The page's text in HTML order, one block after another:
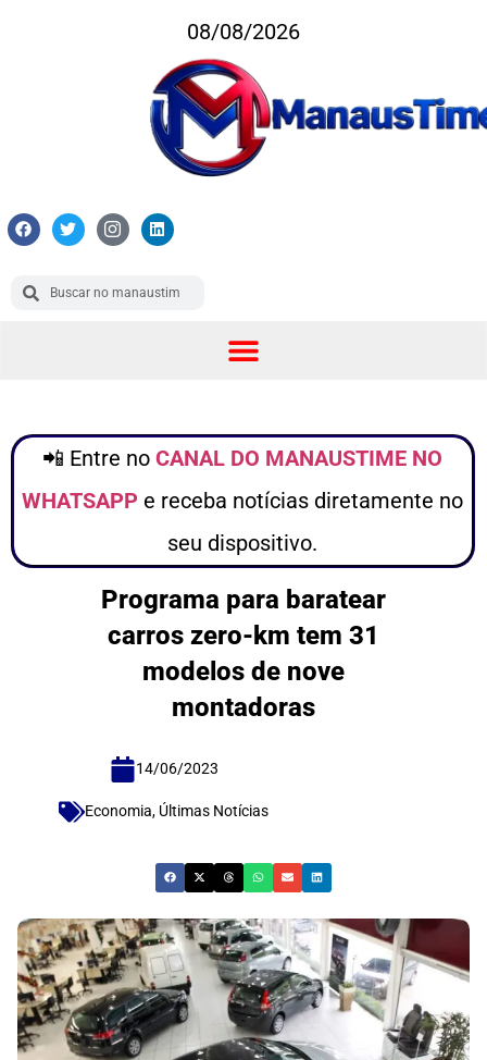
08/08/2026
📲 Entre no CANAL DO MANAUSTIME NO
WHATSAPP e receba notícias diretamente no
seu dispositivo.
Programa para baratear
carros zero-km tem 31
modelos de nove
montadoras
14/06/2023
Economia, Últimas Notícias